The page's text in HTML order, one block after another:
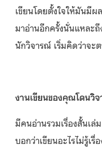
เขียนโดยตั้งใจให้มันมี
มาอ่านอีกครั้งนั่นแหละถึ
นักวิจารณ์ เริ่มคิดว่าจะ
งานเขียนของคุณโดนวิ
มีคนอ่านรวมเรื่องสั้นเล่ม
บอกว่าเขียนอะไรไม่รู้เรื่